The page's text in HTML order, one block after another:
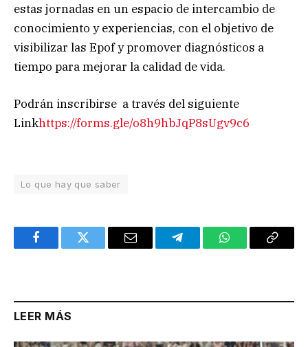
estas jornadas en un espacio de intercambio de
conocimiento y experiencias, con el objetivo de
visibilizar las Epof y promover diagnósticos a
tiempo para mejorar la calidad de vida.
Podrán inscribirse a través del siguiente
Linkhttps://forms.gle/o8h9hbJqP8sUgv9c6
Lo que hay que saber
FacebookTwitter Email TelegramWhatsAppCopy
LEER MÁS